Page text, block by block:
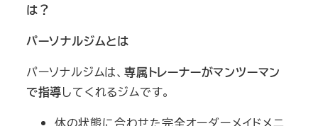
は？
パーソナルジムとは
パーソナルジムは、 専属トレーナーがマンツーマン
で指導してくれるジムです。